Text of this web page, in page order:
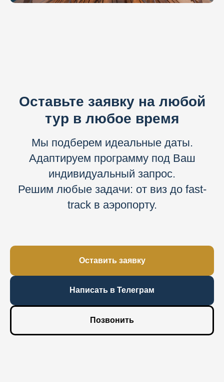
Оставьте заявку на любой
тур в любое время
Мы подберем идеальные даты.
Адаптируем программу под Ваш
индивидуальный запрос.
Решим любые задачи: от виз до fast-
track в аэропорту.
Оставить заявку
Написать в Телеграм
Позвонить